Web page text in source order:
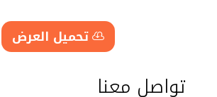
تحميل العرض
تواصل معنا